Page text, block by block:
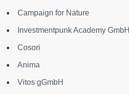
Campaign for Nature
Investmentpunk Academy GmbH
Cosori
Anima
Vitos gGmbH